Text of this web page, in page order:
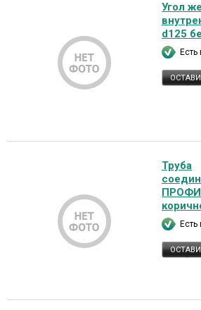
Угол
d125
Труба